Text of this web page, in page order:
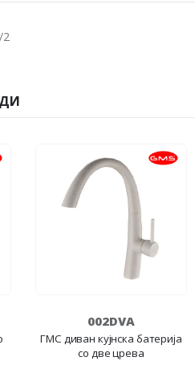
2
002DVA
ГМС диван кујнска батерија
со две црева